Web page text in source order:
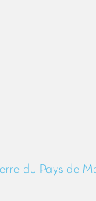
du Pays de